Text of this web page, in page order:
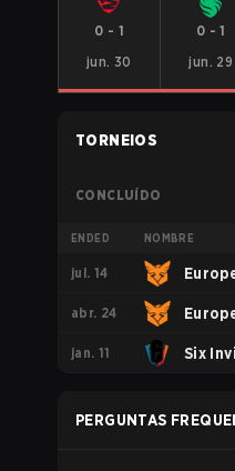
0 - 1
jun. 30
0 -1
jun. 29
TORNEIOS
CONCLUÍDO
ENDED NOMBRE
jul. 14
abr. 24
jan. 11 Six
PERGUNTAS